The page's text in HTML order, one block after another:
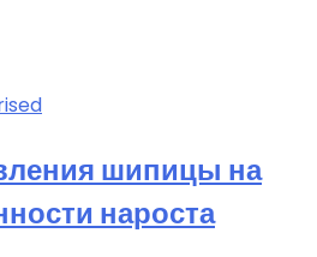
шипицы на
нароста